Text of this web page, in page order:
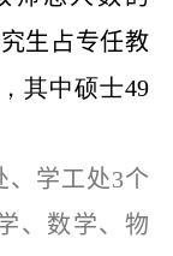
生占专任教
其中硕士49
、学工处3个
、数学、物